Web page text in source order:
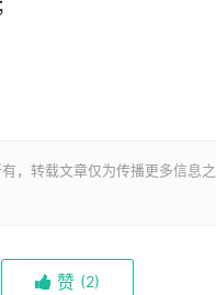
，转载文章仅为传播更多信息
赞 (2)